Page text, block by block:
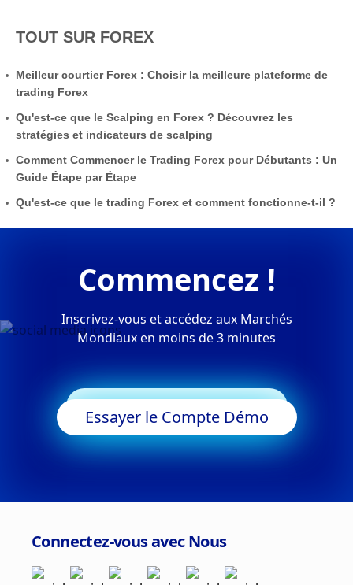
TOUT SUR FOREX
Meilleur courtier Forex : Choisir la meilleure plateforme de
trading Forex
Qu'est-ce que le Scalping en Forex ? Découvrez les
stratégies et indicateurs de scalping
Comment Commencer le Trading Forex pour Débutants : Un
Guide Étape par Étape
Qu'est-ce que le trading Forex et comment fonctionne-t-il ?
Commencez !
Inscrivez-vous et accédez aux Marchés
Mondiaux en moins de 3 minutes
Commencer à Trader
Essayer le Compte Démo
Connectez-vous avec Nous